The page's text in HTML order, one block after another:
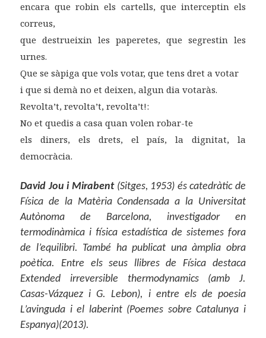
encara que robin els cartells, que interceptin els
correus,
que destrueixin les paperetes, que segrestin les
urnes.
Que se sàpiga que vols votar, que tens dret a votar
i que si demà no et deixen, algun dia votaràs.
Revolta’t, revolta’t, revolta’t!:
No et quedis a casa quan volen robar-te
els diners, els drets, el país, la dignitat, la
democràcia.
David Jou i Mirabent (Sitges, 1953) és catedràtic de
Física de la Matèria Condensada a la Universitat
Autònoma de Barcelona, investigador en
termodinàmica i física estadística de sistemes fora
de l’equilibri. També ha publicat una àmplia obra
poètica. Entre els seus llibres de Física destaca
Extended irreversible thermodynamics (amb J.
Casas-Vázquez i G. Lebon), i entre els de poesia
L’avinguda i el laberint (Poemes sobre Catalunya i
Espanya)(2013).